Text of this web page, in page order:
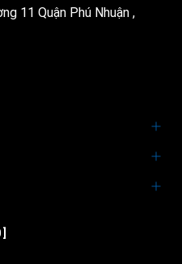
11 Quận Phú Nhuận ,